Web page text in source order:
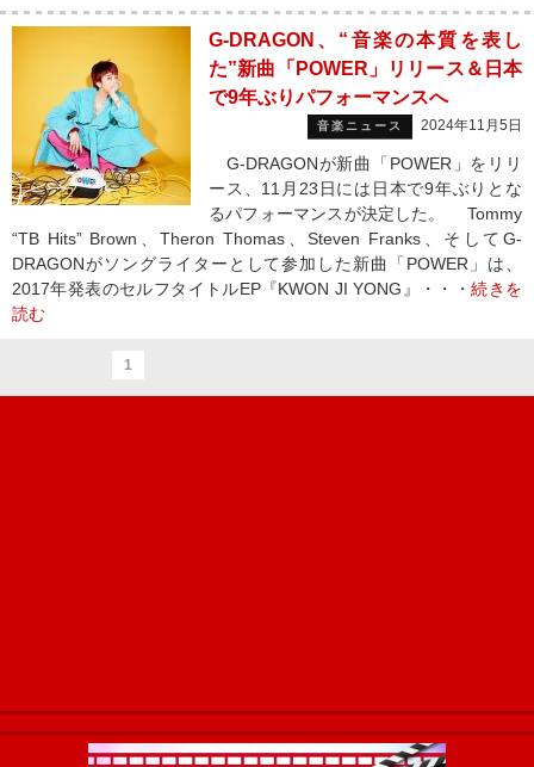
G-DRAGON、“音楽の本質を表し
た”新曲「POWER」リリース＆日本
で9年ぶりパフォーマンスへ
音楽ニュース 2024年11月5日
G-DRAGONが新曲「POWER」をリリ
ース、11月23日には日本で9年ぶりとな
るパフォーマンスが決定した。 Tommy
“TB Hits” Brown、Theron Thomas、Steven Franks、そしてG-
DRAGONがソングライターとして参加した新曲「POWER」は、
2017年発表のセルフタイトルEP『KWON JI YONG』・・・続きを
読む
1